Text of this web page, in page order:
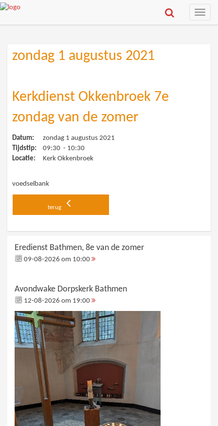
Toggle
zondag 1 augustus 2021
Kerkdienst Okkenbroek 7e
zondag van de zomer
Datum:
zondag 1 augustus 2021
Tijdstip:
09:30 - 10:30
Locatie:
Kerk Okkenbroek
voedselbank
terug
Eredienst Bathmen, 8e van de zomer
09-08-2026 om 10:00
Avondwake Dorpskerk Bathmen
12-08-2026 om 19:00